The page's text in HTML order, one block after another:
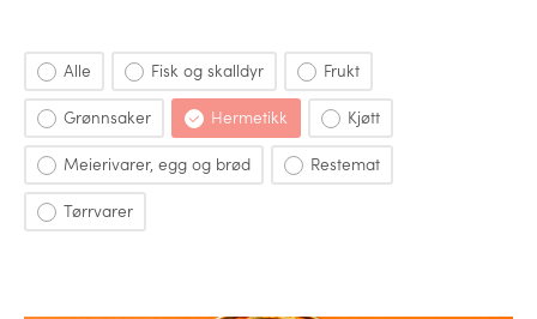
Alle Fisk og skalldyr
Frukt
Grønnsaker
Hermetikk
Kjøtt
Meierivarer, egg og brød
Restemat
Tørrvarer